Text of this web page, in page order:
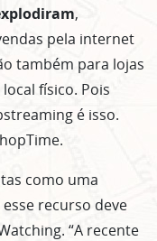
,
pela internet
também para lojas
físico. Pois
é isso.
como uma
recurso deve
“A recente